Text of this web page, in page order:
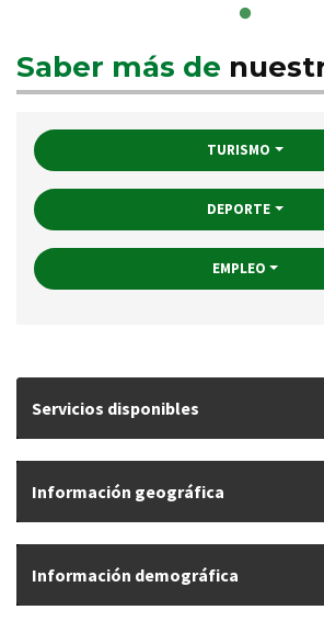
Saber más de
TURISMO
DEPORTE
EMPLEO
Servicios disponibles
Información geográfica
Información demográfica